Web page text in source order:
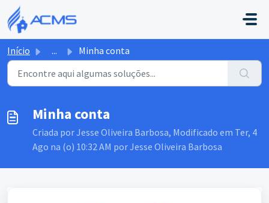
Ir para o conteúdo principal
Início ... Minha conta
Minha conta
Criada por Jesse Oliveira Barbosa, Modificado em Ter, 4
Ago na (o) 10:32 AM por Jesse Oliveira Barbosa